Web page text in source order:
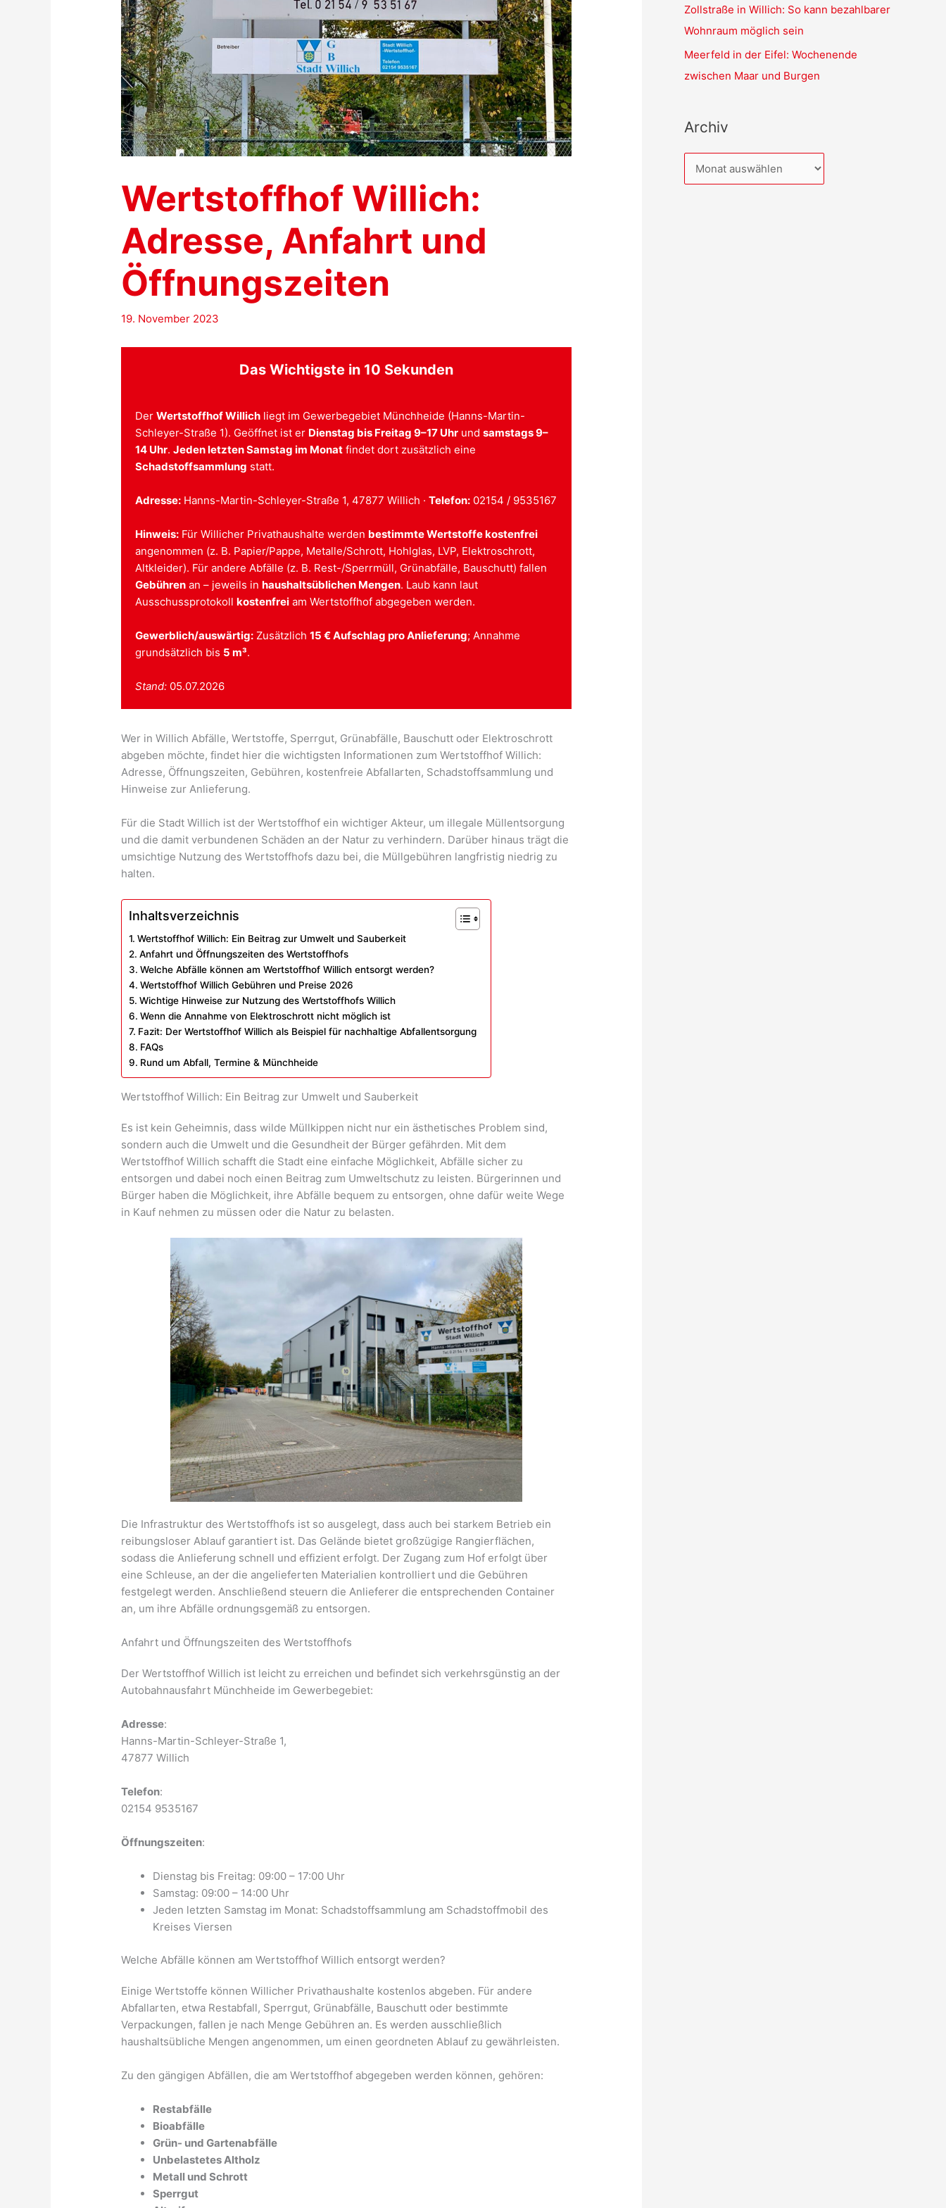
Wertstoffhof Willich:
Adresse, Anfahrt und
Öffnungszeiten
19. November 2023
Das Wichtigste in 10 Sekunden
DerWertstoffhof Willich liegt im Gewerbegebiet Münchheide (Hanns-Martin-
Schleyer-Straße 1). Geöffnet ist er Dienstag bis Freitag 9–17 Uhr undsamstags 9–
14 Uhr.Jeden letzten Samstag im Monat findet dort zusätzlich eine
Schadstoffsammlung statt.
Adresse: Hanns-Martin-Schleyer-Straße 1, 47877 Willich ·Telefon: 02154 / 9535167
Hinweis: Für Willicher Privathaushalte werden bestimmte Wertstoffe kostenfrei
angenommen (z. B. Papier/Pappe, Metalle/Schrott, Hohlglas, LVP, Elektroschrott,
Altkleider). Für andere Abfälle (z. B. Rest-/Sperrmüll, Grünabfälle, Bauschutt) fallen
Gebühren an – jeweils inhaushaltsüblichen Mengen. Laub kann laut
Ausschussprotokollkostenfrei am Wertstoffhof abgegeben werden.
Gewerblich/auswärtig: Zusätzlich15 € Aufschlag pro Anlieferung; Annahme
grundsätzlich bis 5 m³.
Stand: 05.07.2026
Wer in Willich Abfälle, Wertstoffe, Sperrgut, Grünabfälle, Bauschutt oder Elektroschrott
abgeben möchte, findet hier die wichtigsten Informationen zum Wertstoffhof Willich:
Adresse, Öffnungszeiten, Gebühren, kostenfreie Abfallarten, Schadstoffsammlung und
Hinweise zur Anlieferung.
Für die Stadt Willich ist der Wertstoffhof ein wichtiger Akteur, um illegale Müllentsorgung
und die damit verbundenen Schäden an der Natur zu verhindern. Darüber hinaus trägt die
umsichtige Nutzung des Wertstoffhofs dazu bei, die Müllgebühren langfristig niedrig zu
halten.
Inhaltsverzeichnis
Wertstoffhof Willich: Ein Beitrag zur Umwelt und Sauberkeit
Anfahrt und Öffnungszeiten des Wertstoffhofs
Welche Abfälle können am Wertstoffhof Willich entsorgt werden?
Wertstoffhof Willich Gebühren und Preise 2026
Wichtige Hinweise zur Nutzung des Wertstoffhofs Willich
Wenn die Annahme von Elektroschrott nicht möglich ist
Fazit: Der Wertstoffhof Willich als Beispiel für nachhaltige Abfallentsorgung
FAQs
Rund um Abfall, Termine & Münchheide
Wertstoffhof Willich: Ein Beitrag zur Umwelt und Sauberkeit
Es ist kein Geheimnis, dass wilde Müllkippen nicht nur ein ästhetisches Problem sind,
sondern auch die Umwelt und die Gesundheit der Bürger gefährden. Mit dem
Wertstoffhof Willich schafft die Stadt eine einfache Möglichkeit, Abfälle sicher zu
entsorgen und dabei noch einen Beitrag zum Umweltschutz zu leisten. Bürgerinnen und
Bürger haben die Möglichkeit, ihre Abfälle bequem zu entsorgen, ohne dafür weite Wege
in Kauf nehmen zu müssen oder die Natur zu belasten.
Die Infrastruktur des Wertstoffhofs ist so ausgelegt, dass auch bei starkem Betrieb ein
reibungsloser Ablauf garantiert ist. Das Gelände bietet großzügige Rangierflächen,
sodass die Anlieferung schnell und effizient erfolgt. Der Zugang zum Hof erfolgt über
eine Schleuse, an der die angelieferten Materialien kontrolliert und die Gebühren
festgelegt werden. Anschließend steuern die Anlieferer die entsprechenden Container
an, um ihre Abfälle ordnungsgemäß zu entsorgen.
Anfahrt und Öffnungszeiten des Wertstoffhofs
Der Wertstoffhof Willich ist leicht zu erreichen und befindet sich verkehrsgünstig an der
Autobahnausfahrt Münchheide im Gewerbegebiet:
Adresse:
Hanns-Martin-Schleyer-Straße 1,
47877 Willich
Telefon:
02154 9535167
Öffnungszeiten:
Dienstag bis Freitag: 09:00 – 17:00 Uhr
Samstag: 09:00 – 14:00 Uhr
Jeden letzten Samstag im Monat: Schadstoffsammlung am Schadstoffmobil des
Kreises Viersen
Welche Abfälle können am Wertstoffhof Willich entsorgt werden?
Einige Wertstoffe können Willicher Privathaushalte kostenlos abgeben. Für andere
Abfallarten, etwa Restabfall, Sperrgut, Grünabfälle, Bauschutt oder bestimmte
Verpackungen, fallen je nach Menge Gebühren an. Es werden ausschließlich
haushaltsübliche Mengen angenommen, um einen geordneten Ablauf zu gewährleisten.
Zu den gängigen Abfällen, die am Wertstoffhof abgegeben werden können, gehören:
Restabfälle
Bioabfälle
Grün- und Gartenabfälle
Unbelastetes Altholz
Metall und Schrott
Sperrgut
Zollstraße in Willich: So kann bezahlbarer
Wohnraum möglich sein
Meerfeld in der Eifel: Wochenende
zwischen Maar und Burgen
Archiv
r